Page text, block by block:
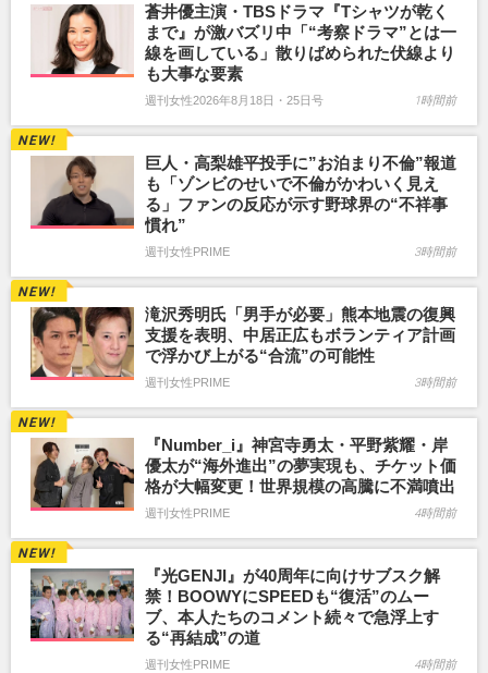
蒼井優主演・TBSドラマ『Tシャツが乾く
まで』が激バズリ中「“考察ドラマ”とは一
線を画している」散りばめられた伏線より
も大事な要素
週刊女性2026年8月18日・25日号 1時間前
巨人・高梨雄平投手に”お泊まり不倫”報道
も「ゾンビのせいで不倫がかわいく見え
る」ファンの反応が示す野球界の“不祥事
慣れ”
週刊女性PRIME 3時間前
滝沢秀明氏「男手が必要」熊本地震の復興
支援を表明、中居正広もボランティア計画
で浮かび上がる“合流”の可能性
週刊女性PRIME 3時間前
『Number_i』神宮寺勇太・平野紫耀・岸
優太が“海外進出”の夢実現も、チケット価
格が大幅変更！世界規模の高騰に不満噴出
週刊女性PRIME 4時間前
『光GENJI』が40周年に向けサブスク解
禁！BOOWYにSPEEDも“復活”のムー
ブ、本人たちのコメント続々で急浮上す
る“再結成”の道
週刊女性PRIME 4時間前